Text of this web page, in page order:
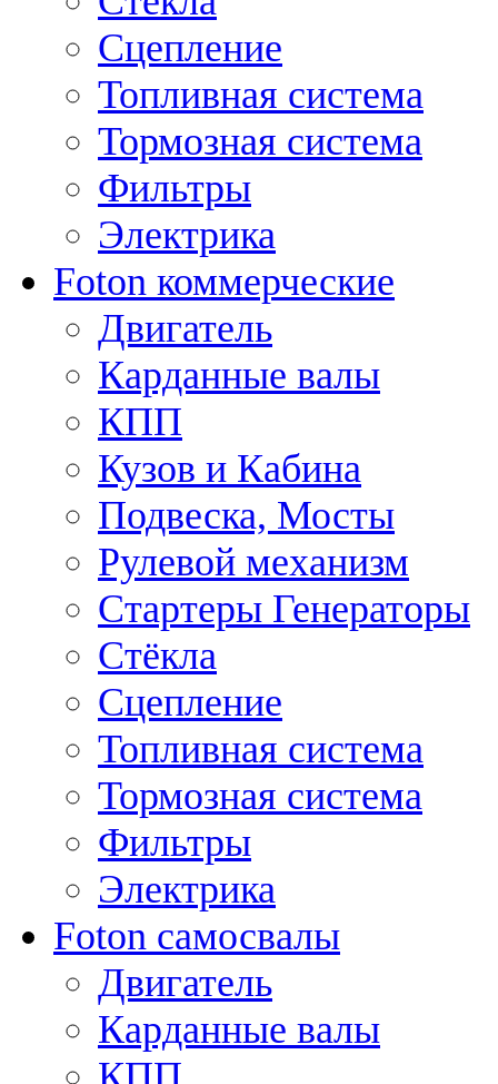
Сцепление
Топливная система
Тормозная система
Фильтры
Электрика
Foton коммерческие
Двигатель
Карданные валы
КПП
Кузов и Кабина
Подвеска, Мосты
Рулевой механизм
Стартеры Генераторы
Стёкла
Сцепление
Топливная система
Тормозная система
Фильтры
Электрика
Foton самосвалы
Двигатель
Карданные валы